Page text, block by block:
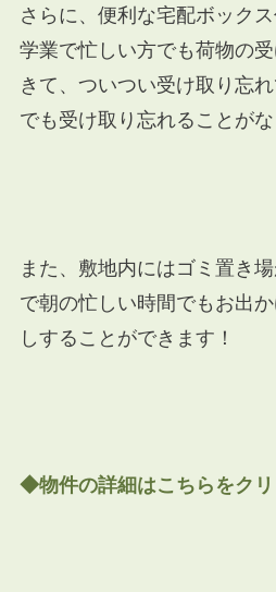
さらに、便利な宅配ボック
学業で忙しい方でも荷物の
きて、ついつい受け取り忘
でも受け取り忘れることが
また、敷地内にはゴミ置き
で朝の忙しい時間でもお出
しすることができます！
◆物件の詳細はこちらをク